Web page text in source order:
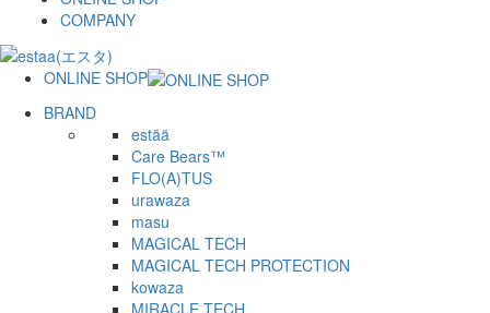
COMPANY
ONLINE SHOP
BRAND
estää
Care Bears™︎
FLO(A)TUS
urawaza
masu
MAGICAL TECH
MAGICAL TECH PROTECTION
kowaza
MIRACLE TECH